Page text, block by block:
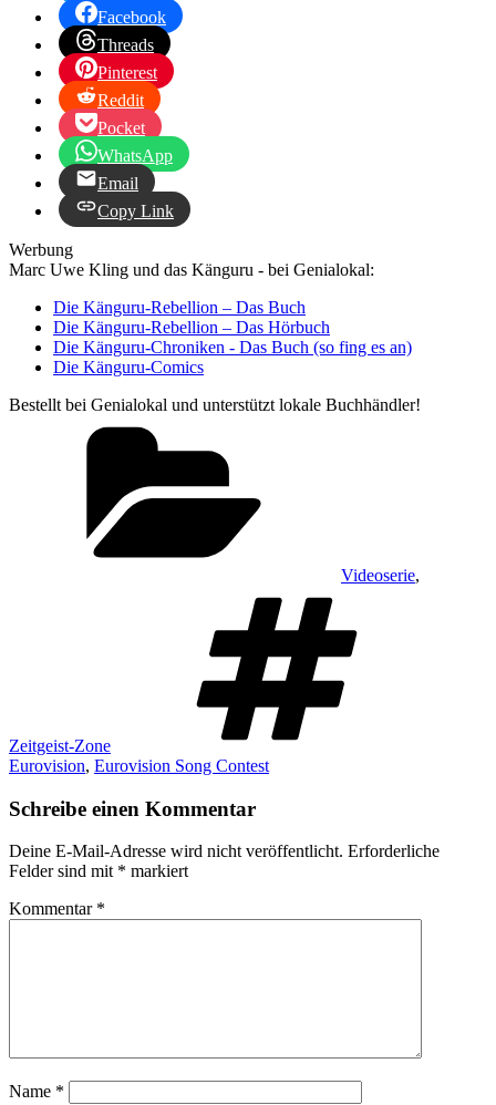
Facebook
Threads
Pinterest
Reddit
Pocket
WhatsApp
Email
Copy Link
Werbung
Marc Uwe Kling und das Känguru - bei Genialokal:
Die Känguru-Rebellion – Das Buch
Die Känguru-Rebellion – Das Hörbuch
Die Känguru-Chroniken - Das Buch (so fing es an)
Die Känguru-Comics
Bestellt bei Genialokal und unterstützt lokale Buchhändler!
Videoserie,
Zeitgeist-Zone
Eurovision, Eurovision Song Contest
Schreibe einen Kommentar
Deine E-Mail-Adresse wird nicht veröffentlicht. Erforderliche
Felder sind mit * markiert
Kommentar *
Name *